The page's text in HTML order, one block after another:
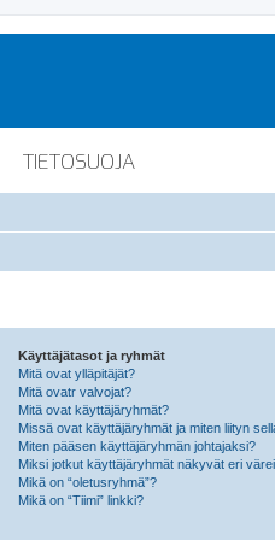
TIETOSUOJA
Käyttäjätasot ja ryhmät
Mitä ovat ylläpitäjät?
Mitä ovatr valvojat?
Mitä ovat käyttäjäryhmät?
Missä ovat käyttäjäryhmät ja miten liityn
Miten pääsen käyttäjäryhmän johtajaksi?
Miksi jotkut käyttäjäryhmät näkyvät eri
Mikä on “oletusryhmä”?
Mikä on “Tiimi” linkki?